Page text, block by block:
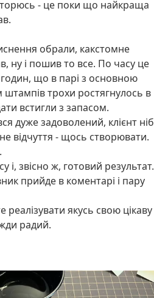
- це поки що найкраща
обрали, какстомне
ну і пошив то все. По часу це
що в парі з основною
трохи ростягнулось в
встигли з запасом.
дуже задоволений, клієнт
відчуття - щось створювати.
і, звісно ж, готовий
прийде в коментарі і пару
якусь свою цікаву
радий.